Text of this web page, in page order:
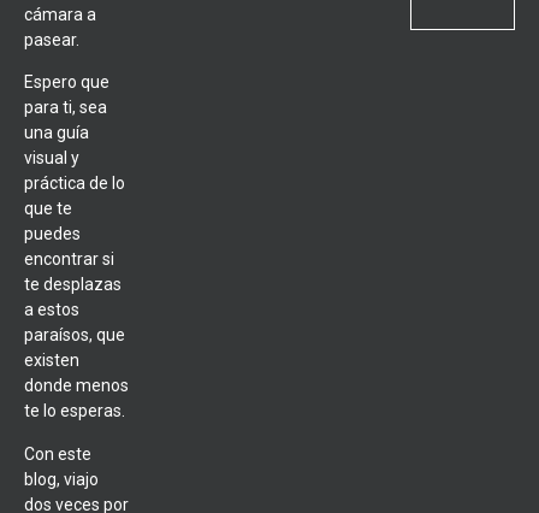
cámara a
pasear.
Espero que
para ti, sea
una guía
visual y
práctica de lo
que te
puedes
encontrar si
te desplazas
a estos
paraísos, que
existen
donde menos
te lo esperas.
Con este
blog, viajo
dos veces por